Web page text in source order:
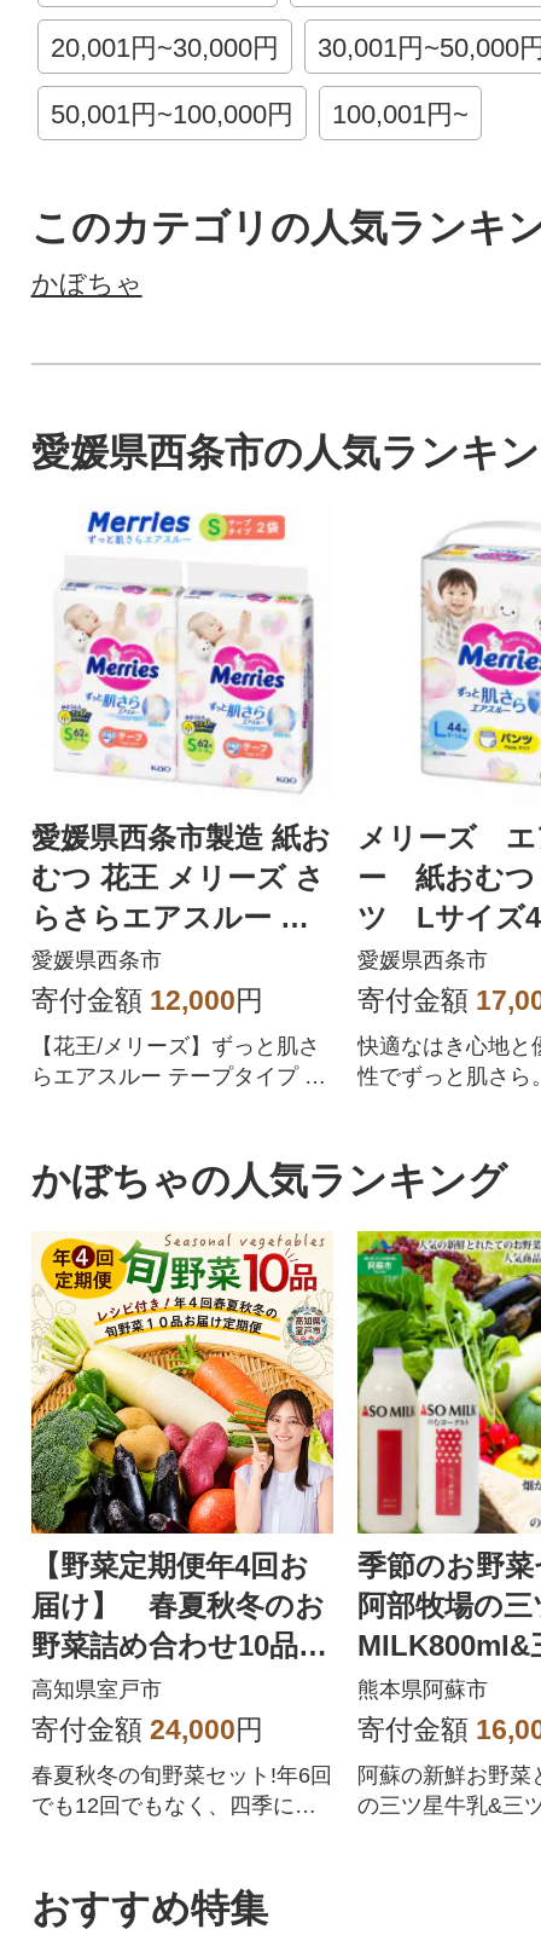
20,001円~30,000円 30,001円~50,000
50,001円~100,000円 100,001円~
このカテゴリの人気ランキ
かぼちゃ
愛媛県西条市の人気ランキ
愛媛県西条市製造 紙お
むつ 花王 メリーズ さ
らさらエアスルー テ
ープタイプSサイズ(62
枚×2袋)
愛媛県西条市
寄付金額 12,000円
【花王/メリーズ】ずっと肌さ
らエアスルー テープタイプ S
メリーズ エ
ー 紙おむ
ツ Lサイズ
×3パック
愛媛県西条市
寄付金額
快適なはき心地と
性でずっと肌さら
かぼちゃの人気ランキング
【野菜定期便年4回お
届け】 春夏秋冬のお
野菜詰め合わせ10品
レシピ付き春夏秋冬の
野菜セット
高知県室戸市
寄付金額 24,000円
春夏秋冬の旬野菜セット!年6回
でも12回でもなく、四季に合
マト)、なす、さつま芋(さつま
いも)、大根、じゃがいも、人
季節のお野
阿部牧場の
MILK800ml&
むヨーグル
ット
熊本県阿蘇市
寄付金額
阿蘇の新鮮お野菜
の三ツ星牛乳&三
おすすめ特集